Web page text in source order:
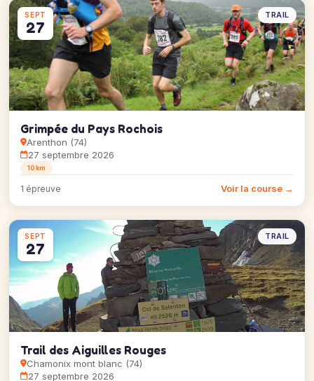
SEPT
27
TRAIL
Grimpée du Pays Rochois
Arenthon (74)
27 septembre 2026
10 km
1 épreuve Voir la course →
SEPT
27
TRAIL
Trail des Aiguilles Rouges
Chamonix mont blanc (74)
27 septembre 2026